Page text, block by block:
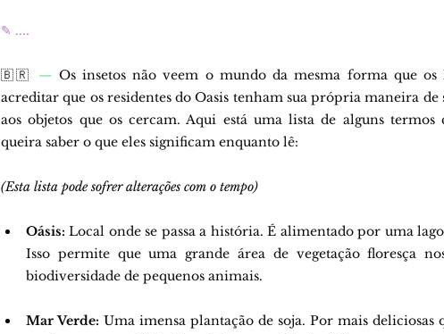
✎ ....
🇧🇷 — Os insetos não veem o mundo da mesma forma que
acreditar que os residentes do Oasis tenham sua própria maneira
aos objetos que os cercam. Aqui está uma lista de alguns
queira saber o que eles significam enquanto lê:
(Esta lista pode sofrer alterações com o tempo)
Oásis: Local onde se passa a história. É alimentado por uma
Isso permite que uma grande área de vegetação floresça
biodiversidade de pequenos animais.
Mar Verde: Uma imensa plantação de soja. Por mais deliciosas